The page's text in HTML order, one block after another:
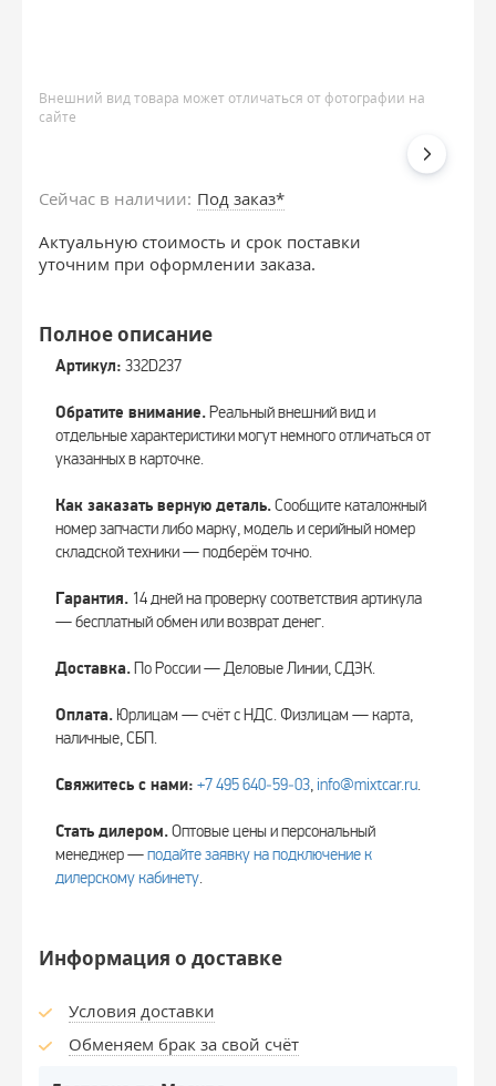
Внешний вид товара может отличаться от фотографии на
сайте
Сейчас в наличии: Под заказ*
Актуальную стоимость и срок поставки
уточним при оформлении заказа.
Полное описание
Артикул: 332D237
Обратите внимание.Реальный внешний вид и
отдельные характеристики могут немного отличаться от
указанных в карточке.
Как заказать верную деталь.Сообщите каталожный
номер запчасти либо марку, модель и серийный номер
складской техники — подберём точно.
Гарантия. 14 дней на проверку соответствия артикула
— бесплатный обмен или возврат денег.
Доставка.По России — Деловые Линии, СДЭК.
Оплата. Юрлицам — счёт с НДС. Физлицам — карта,
наличные, СБП.
Свяжитесь с нами: +7 495 640‑59‑03, info@mixtcar.ru.
Стать дилером.Оптовые цены и персональный
менеджер —подайте заявку на подключение к
дилерскому кабинету.
Информация о доставке
Условия доставки
Обменяем брак за свой счёт